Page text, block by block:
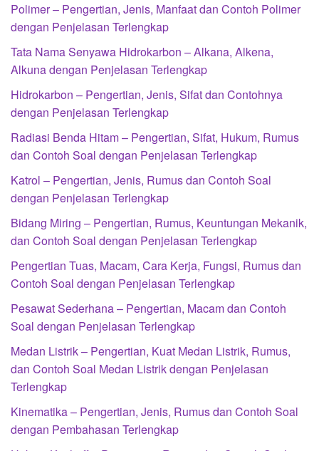
Polimer – Pengertian, Jenis, Manfaat dan Contoh Polimer
dengan Penjelasan Terlengkap
Tata Nama Senyawa Hidrokarbon – Alkana, Alkena,
Alkuna dengan Penjelasan Terlengkap
Hidrokarbon – Pengertian, Jenis, Sifat dan Contohnya
dengan Penjelasan Terlengkap
Radiasi Benda Hitam – Pengertian, Sifat, Hukum, Rumus
dan Contoh Soal dengan Penjelasan Terlengkap
Katrol – Pengertian, Jenis, Rumus dan Contoh Soal
dengan Penjelasan Terlengkap
Bidang Miring – Pengertian, Rumus, Keuntungan Mekanik,
dan Contoh Soal dengan Penjelasan Terlengkap
Pengertian Tuas, Macam, Cara Kerja, Fungsi, Rumus dan
Contoh Soal dengan Penjelasan Terlengkap
Pesawat Sederhana – Pengertian, Macam dan Contoh
Soal dengan Penjelasan Terlengkap
Medan Listrik – Pengertian, Kuat Medan Listrik, Rumus,
dan Contoh Soal Medan Listrik dengan Penjelasan
Terlengkap
Kinematika – Pengertian, Jenis, Rumus dan Contoh Soal
dengan Pembahasan Terlengkap